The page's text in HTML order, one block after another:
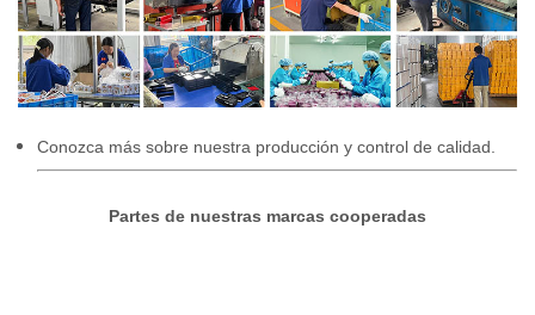
Conozca más sobre nuestra producción y control de calidad.
Partes de nuestras marcas cooperadas